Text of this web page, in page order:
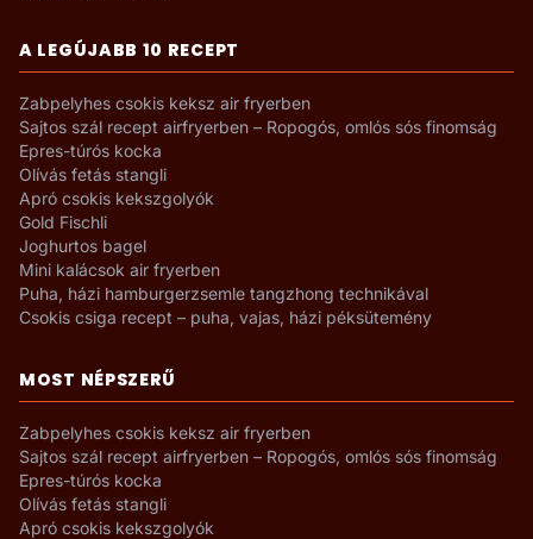
A LEGÚJABB 10 RECEPT
Zabpelyhes csokis keksz air fryerben
Sajtos szál recept airfryerben – Ropogós, omlós sós finomság
Epres-túrós kocka
Olívás fetás stangli
Apró csokis kekszgolyók
Gold Fischli
Joghurtos bagel
Mini kalácsok air fryerben
Puha, házi hamburgerzsemle tangzhong technikával
Csokis csiga recept – puha, vajas, házi péksütemény
MOST NÉPSZERŰ
Zabpelyhes csokis keksz air fryerben
Sajtos szál recept airfryerben – Ropogós, omlós sós finomság
Epres-túrós kocka
Olívás fetás stangli
Apró csokis kekszgolyók